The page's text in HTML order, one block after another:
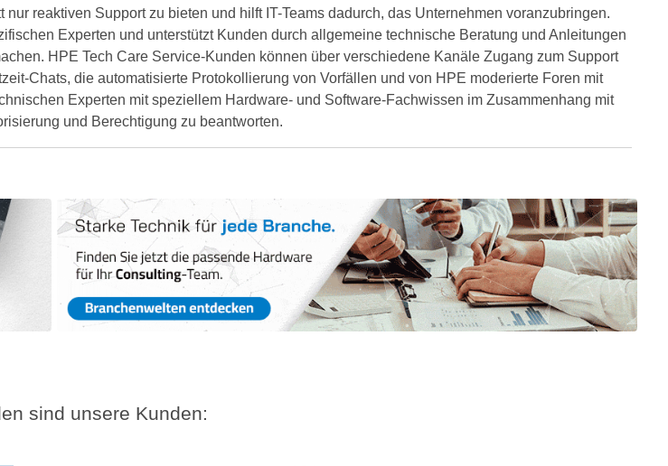
reaktiven Support zu bieten und hilft IT-Teams dadurch, das Unternehmen voranzubringen.
Experten und unterstützt Kunden durch allgemeine technische Beratung und Anleitungen
HPE Tech Care Service-Kunden können über verschiedene Kanäle Zugang zum Support
Chats, die automatisierte Protokollierung von Vorfällen und von HPE moderierte Foren mit
Experten mit speziellem Hardware- und Software-Fachwissen im Zusammenhang mit
und Berechtigung zu beantworten.
sind unsere Kunden: